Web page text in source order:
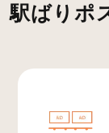
駅ばりポ